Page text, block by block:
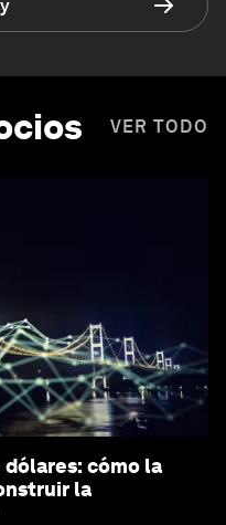
VER TODO
cómo la
la